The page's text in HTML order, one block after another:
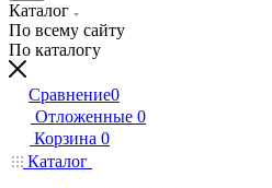
Каталог
По всему сайту
По каталогу
Сравнение0
Отложенные 0
Корзина 0
Каталог